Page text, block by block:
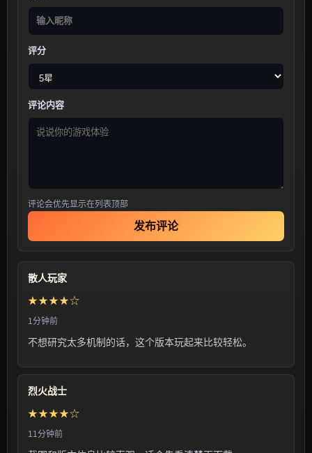
评分
评论内容
评论会优先显示在列表顶部
发布评论
散人玩家
★★★★☆
1分钟前
不想研究太多机制的话，这个版本玩起来比较轻松。
烈火战士
★★★★☆
11分钟前